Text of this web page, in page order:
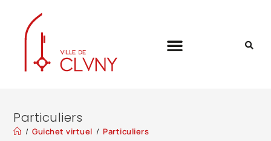
Particuliers
/ Guichet virtuel / Particuliers